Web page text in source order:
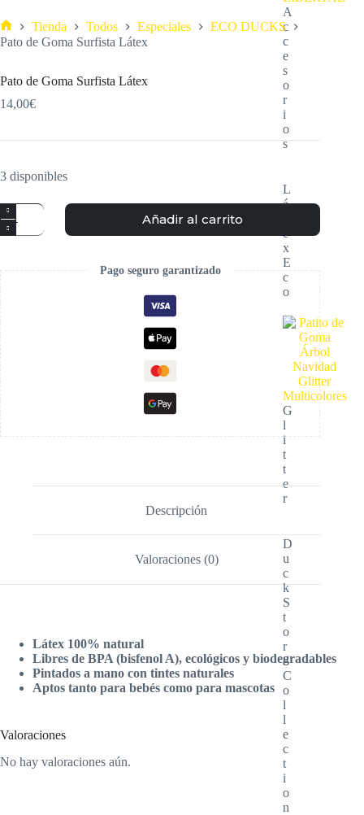
A
c
c
e
s
o
r
i
o
s
L
á
e
x
E
c
o
G
l
i
t
t
e
r
D
u
c
k
S
t
o
r
e
C
o
l
l
e
c
t
i
o
n
Tienda Todos Especiales
ECO DUCKS
Pato de Goma Surfista Látex
Pato de Goma Surfista Látex
14,00€
3 disponibles
Añadir al carrito
Pago seguro garantizado
Descripción
Valoraciones (0)
Látex 100% natural
Libres de BPA (bisfenol A), ecológicos y biodegradables
Pintados a mano con tintes naturales
Aptos tanto para bebés como para mascotas
Valoraciones
No hay valoraciones aún.